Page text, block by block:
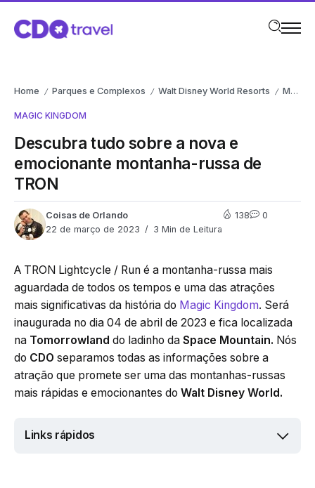
Home / Parques e Complexos / Walt Disney World Resorts / Magic Kingdom
MAGIC KINGDOM
Descubra tudo sobre a nova e
emocionante montanha-russa de
TRON
Coisas de Orlando
22 de março de 2023
3 Min de Leitura
138 0
A TRON Lightcycle / Run é a montanha-russa mais
aguardada de todos os tempos e uma das atrações
mais significativas da história do Magic Kingdom. Será
inaugurada no dia 04 de abril de 2023 e fica localizada
na Tomorrowland do ladinho da Space Mountain. Nós
do CDO separamos todas as informações sobre a
atração que promete ser uma das montanhas-russas
mais rápidas e emocionantes do Walt Disney World.
Links rápidos